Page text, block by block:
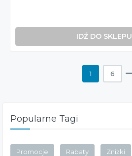
IDŹ DO SKLEPU
1 6
Popularne Tagi
Promocje Rabaty Zniżki